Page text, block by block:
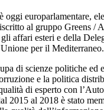
oggi europarlamentare,
al gruppo Greens /
affari esteri e della
per il Mediterraneo.
di scienze politiche ed
e la politica
di esperto con
2015 al 2018 è stato